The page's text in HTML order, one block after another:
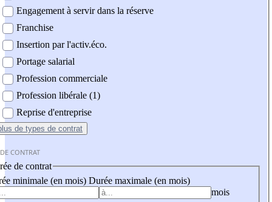
Engagement à servir dans la réserve
Franchise
Insertion par l'activ.éco.
Portage salarial
Profession commerciale
Profession libérale (1)
Reprise d'entreprise
de types de contrat
CONTRAT
de contrat
minimale (en mois) Durée maximale (en mois)
mois